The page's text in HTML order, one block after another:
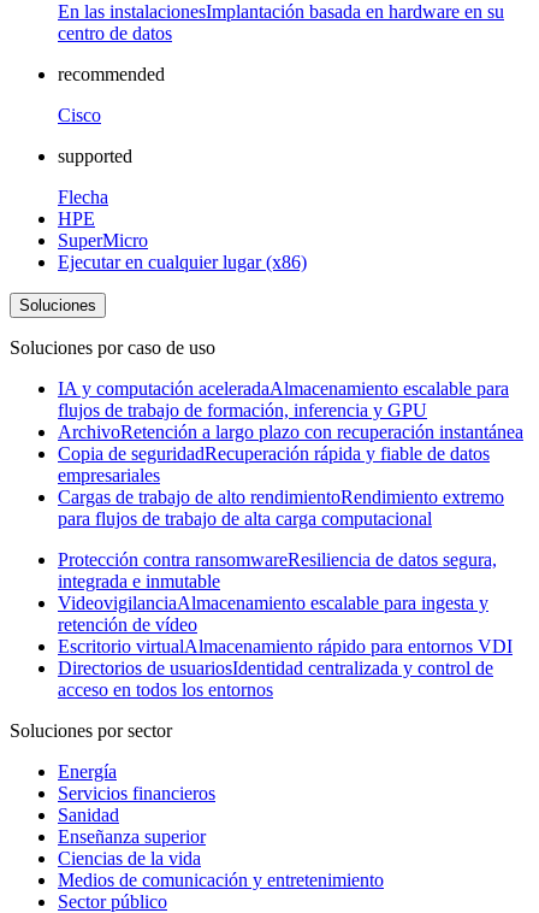
En las instalacionesImplantación basada en hardware en su
centro de datos
recommended
Cisco
supported
Flecha
HPE
SuperMicro
Ejecutar en cualquier lugar (x86)
Soluciones
Soluciones por caso de uso
IA y computación aceleradaAlmacenamiento escalable para
flujos de trabajo de formación, inferencia y GPU
ArchivoRetención a largo plazo con recuperación instantánea
Copia de seguridadRecuperación rápida y fiable de datos
empresariales
Cargas de trabajo de alto rendimientoRendimiento extremo
para flujos de trabajo de alta carga computacional
Protección contra ransomwareResiliencia de datos segura,
integrada e inmutable
VideovigilanciaAlmacenamiento escalable para ingesta y
retención de vídeo
Escritorio virtualAlmacenamiento rápido para entornos VDI
Directorios de usuariosIdentidad centralizada y control de
acceso en todos los entornos
Soluciones por sector
Energía
Servicios financieros
Sanidad
Enseñanza superior
Ciencias de la vida
Medios de comunicación y entretenimiento
Sector público